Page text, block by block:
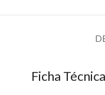
Ficha